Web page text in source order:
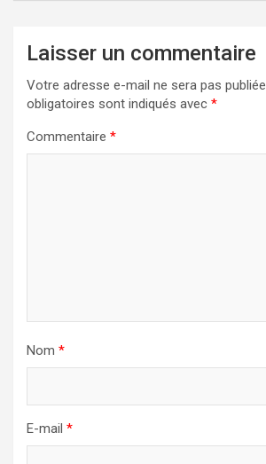
Laisser un commentaire
Votre adresse e-mail ne sera pas publiée.
obligatoires sont indiqués avec *
Commentaire *
Nom *
E-mail *